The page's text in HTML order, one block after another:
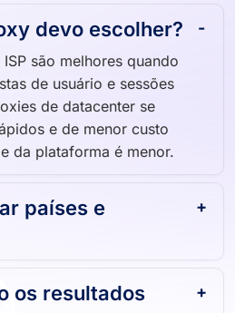
devo escolher?
são melhores quando
de usuário e sessões
de datacenter se
e de menor custo
da plataforma é menor.
países e
os resultados